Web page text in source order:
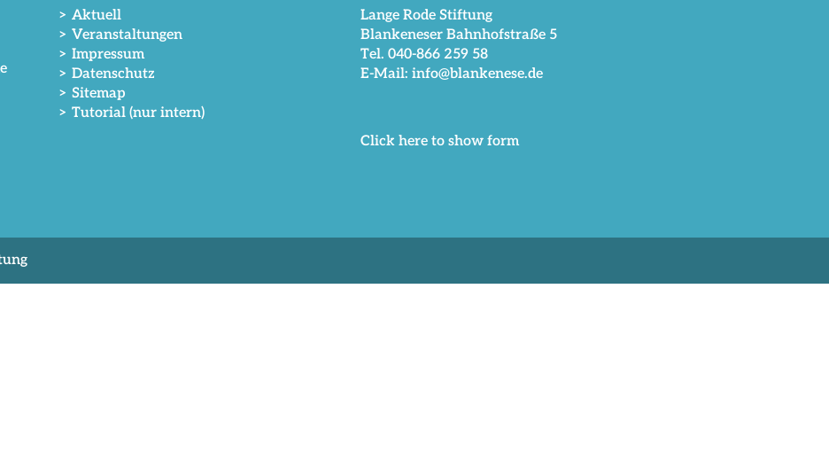
> Aktuell
> Veranstaltungen
> Impressum
> Datenschutz
> Sitemap
> Tutorial (nur intern)
Lange Rode Stiftung
Blankeneser Bahnhofstraße 5
Tel. 040-866 259 58
E-Mail: info@blankenese.de
Click here to show form